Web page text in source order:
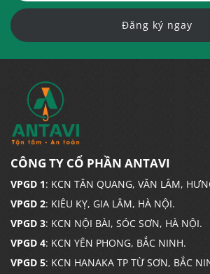
Đăng ký ngay
CÔNG TY CỔ PHẦN ANTAVI
VPGD 1: KCN TÂN QUANG, VĂN LÂM,
VPGD 2: KIÊU KỴ, GIA LÂM, HÀ NỘI.
VPGD 3: KCN NỘI BÀI, SÓC SƠN, HÀ NỘI.
VPGD 4: KCN YÊN PHONG, BẮC NINH.
VPGD 5: KCN HANAKA TP TỪ SƠN, BẮC